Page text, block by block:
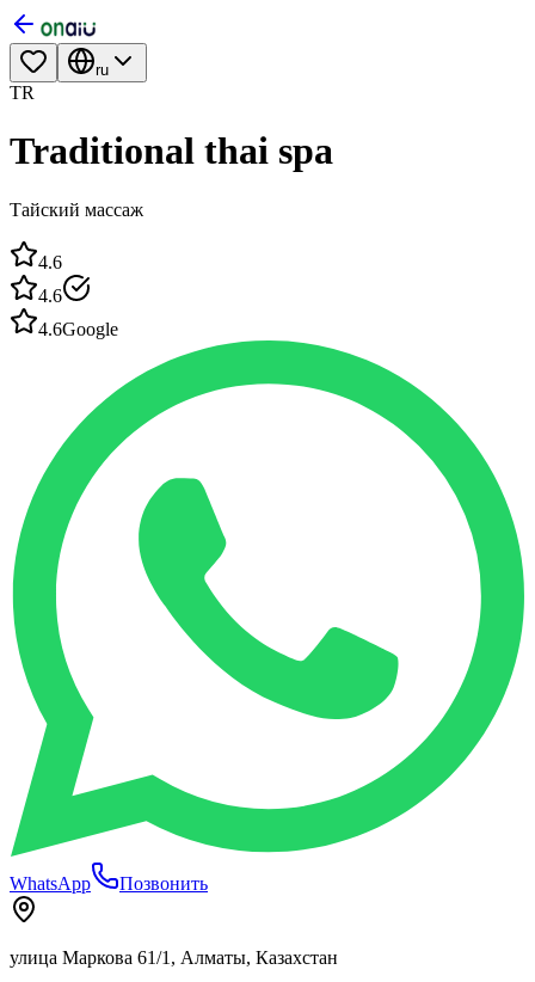
ru
TR
Traditional thai spa
Тайский массаж
4.6
4.6
4.6Google
WhatsApp Позвонить
улица Маркова 61/1, Алматы, Казахстан